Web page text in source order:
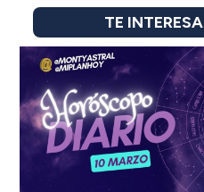
TE INTERESA